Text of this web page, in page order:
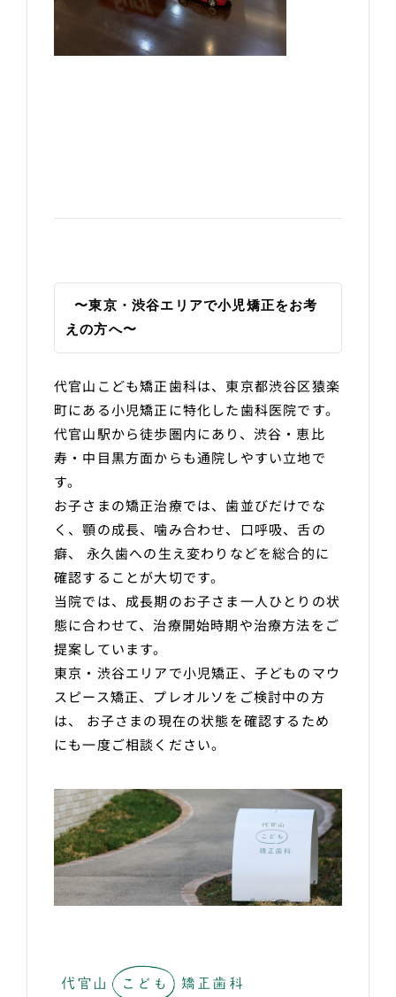
〜東京・渋谷エリアで小児矯正をお考
えの方へ〜
代官山こども矯正歯科は、東京都渋谷区猿楽
町にある小児矯正に特化した歯科医院です。
代官山駅から徒歩圏内にあり、渋谷・恵比
寿・中目黒方面からも通院しやすい立地で
す。
お子さまの矯正治療では、歯並びだけでな
く、顎の成長、噛み合わせ、口呼吸、舌の
癖、 永久歯への生え変わりなどを総合的に
確認することが大切です。
当院では、成長期のお子さま一人ひとりの状
態に合わせて、治療開始時期や治療方法をご
提案しています。
東京・渋谷エリアで小児矯正、子どものマウ
スピース矯正、プレオルソをご検討中の方
は、 お子さまの現在の状態を確認するため
にも一度ご相談ください。